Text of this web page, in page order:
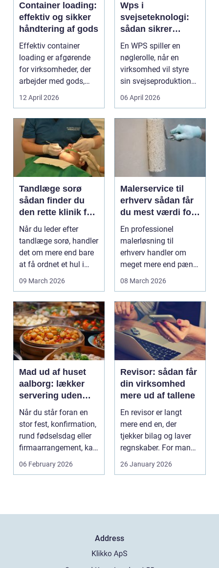
Container loading:
effektiv og sikker
håndtering af gods
Effektiv container
loading er afgørende
for virksomheder, der
arbejder med gods,
skrot eller ...
12 April 2026
Wps i
svejseteknologi:
sådan sikrer
virksomheder
kvalitet og
sporbarhed
En WPS spiller en
nøglerolle, når en
virksomhed vil styre
sin svejseproduktion
sikkert, ensartet og ...
06 April 2026
Tandlæge sorø
sådan finder du
den rette klinik for
dig
Når du leder efter
tandlæge sorø, handler
det om mere end bare
at få ordnet et hul i
tanden. For man...
09 March 2026
Malerservice til
erhverv sådan får
du mest værdi for
pengene
En professionel
malerløsning til
erhverv handler om
meget mere end pæne
vægge. Malerarbejde
08 March 2026
Mad ud af huset
aalborg: lækker
servering uden
stress
Når du står foran en
stor fest, konfirmation,
rund fødselsdag eller
firmaarrangement, kan
planlægnin...
06 February 2026
Revisor: sådan får
din virksomhed
mere ud af tallene
En revisor er langt
mere end en, der
tjekker bilag og laver
regnskaber. For mange
mindre og mellemst...
26 January 2026
Address